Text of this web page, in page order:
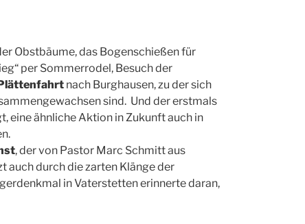
Obstbäume, das Bogenschießen für
per Sommerrodel, Besuch der
nach Burghausen, zu der sich
sind. Und der erstmals
eine ähnliche Aktion in Zukunft auch in
, der von Pastor Marc Schmitt aus
auch durch die zarten Klänge der
in Vaterstetten erinnerte daran,